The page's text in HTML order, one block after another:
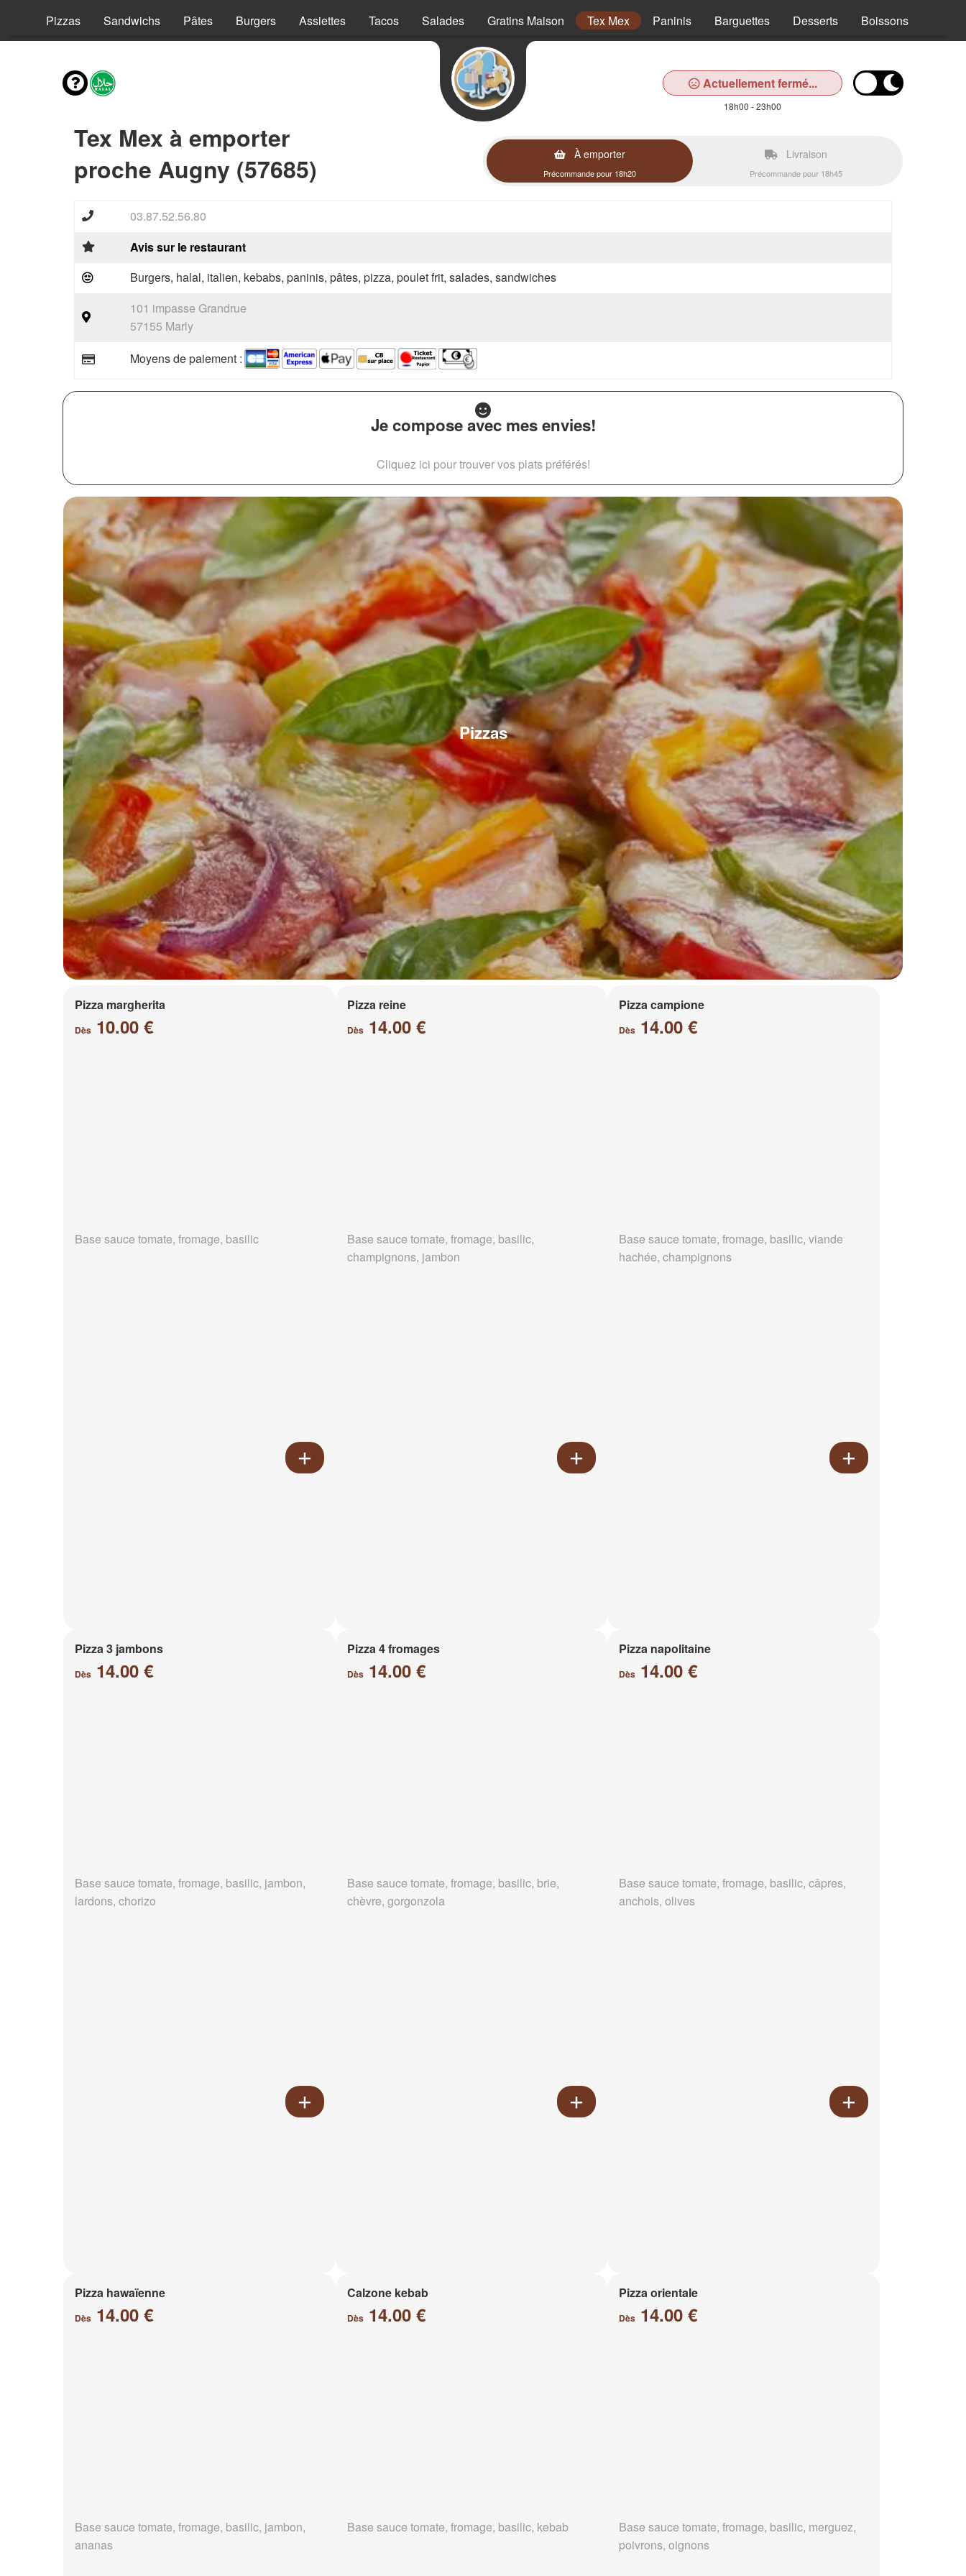
Pizzas Sandwichs Pâtes Burgers Assiettes Tacos Salades Gratins Maison Tex Mex Paninis Barguettes Desserts Boissons
Actuellement fermé...
18h00 - 23h00
Tex Mex à emporter
proche Augny (57685)
À emporter
Précommande pour 18h20
Livraison
Précommande pour 18h45
03.87.52.56.80
Avis sur le restaurant
Burgers, halal, italien, kebabs, paninis, pâtes, pizza, poulet frit, salades, sandwiches
101 impasse Grandrue
57155 Marly
Moyens de paiement :
Je compose avec mes envies!
Cliquez ici pour trouver vos plats préférés!
Pizzas
Pizza margherita
Dès 10.00 €
Base sauce tomate, fromage, basilic
Pizza reine
Dès14.00 €
Base sauce tomate, fromage, basilic,
champignons, jambon
Pizza campione
Dès 14.00 €
Base sauce tomate, fromage, basilic, viande
hachée, champignons
Pizza 3 jambons
Dès 14.00 €
Base sauce tomate, fromage, basilic, jambon,
lardons, chorizo
Pizza 4 fromages
Dès14.00 €
Base sauce tomate, fromage, basilic, brie,
chèvre, gorgonzola
Pizza napolitaine
Dès 14.00 €
Base sauce tomate, fromage, basilic, câpres,
anchois, olives
Pizza hawaïenne
Dès 14.00 €
Base sauce tomate, fromage, basilic, jambon,
ananas
Calzone kebab
Dès14.00 €
Base sauce tomate, fromage, basilic, kebab
Pizza orientale
Dès 14.00 €
Base sauce tomate, fromage, basilic, merguez,
poivrons, oignons